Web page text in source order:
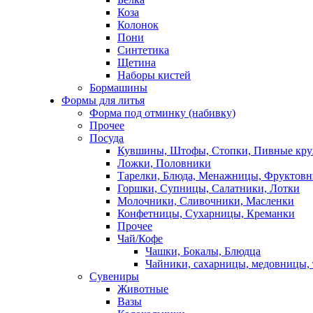
Коза
Колонок
Пони
Синтетика
Щетина
Наборы кистей
Бормашины
Формы для литья
Форма под отминку (набивку)
Прочее
Посуда
Кувшины, Штофы, Стопки, Пивные
Ложки, Половники
Тарелки, Блюда, Менажницы,
Горшки, Супницы, Салатники, Лотки
Молочники, Сливочники, Масленки
Конфетницы, Сухарницы, Креманки
Прочее
Чай/Кофе
Чашки, Бокалы, Блюдца
Чайники, сахарницы, медовницы,
Сувениры
Животные
Вазы